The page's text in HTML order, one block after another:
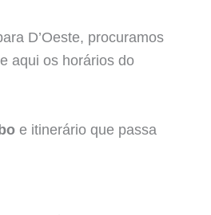
D’Oeste, procuramos
aqui os horários do
e itinerário que passa